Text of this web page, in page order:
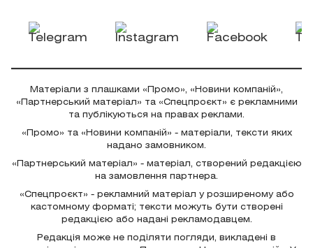
Матеріали з плашками «Промо», «Новини компаній»,
«Партнерський матеріал» та «Спецпроєкт» є рекламними
та публікуються на правах реклами.
«Промо» та «Новини компаній» - матеріали, тексти яких
надано замовником.
«Партнерський матеріал» - матеріал, створений редакцією
на замовлення партнера.
«Спецпроєкт» - рекламний матеріал у розширеному або
кастомному форматі; тексти можуть бути створені
редакцією або надані рекламодавцем.
Редакція може не поділяти погляди, викладені в